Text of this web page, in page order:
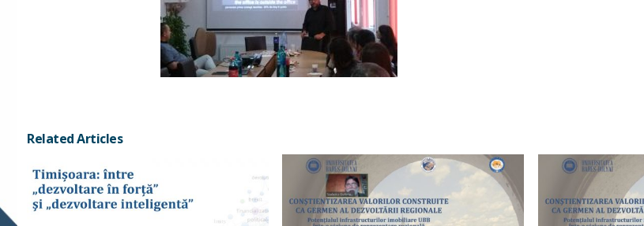
Related Articles